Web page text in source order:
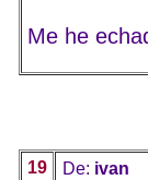
Me he
19 De: ivan